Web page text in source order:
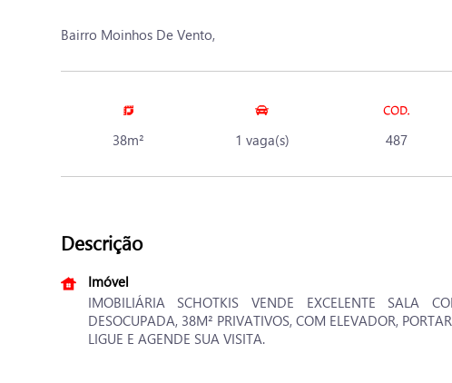
Bairro Moinhos De Vento,
38m² 1 vaga(s) 487
Descrição
Imóvel
IMOBILIÁRIA SCHOTKIS VENDE EXCELENTE SALA
DESOCUPADA, 38M² PRIVATIVOS, COM ELEVADOR,
LIGUE E AGENDE SUA VISITA.